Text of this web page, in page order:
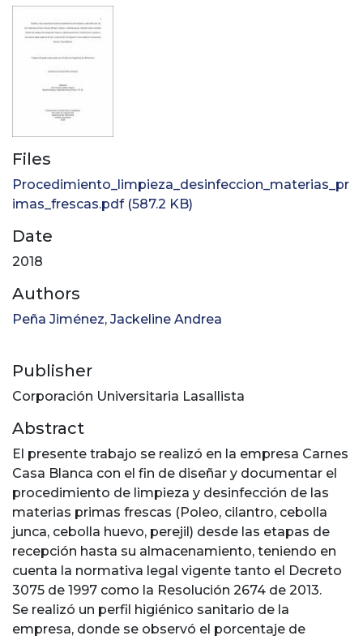
Files
Procedimiento_limpieza_desinfeccion_materias_pr
imas_frescas.pdf(587.2 KB)
Date
2018
Authors
Peña Jiménez, Jackeline Andrea
Publisher
Corporación Universitaria Lasallista
Abstract
El presente trabajo se realizó en la empresa Carnes
Casa Blanca con el fin de diseñar y documentar el
procedimiento de limpieza y desinfección de las
materias primas frescas (Poleo, cilantro, cebolla
junca, cebolla huevo, perejil) desde las etapas de
recepción hasta su almacenamiento, teniendo en
cuenta la normativa legal vigente tanto el Decreto
3075 de 1997 como la Resolución 2674 de 2013.
Se realizó un perfil higiénico sanitario de la
empresa, donde se observó el porcentaje de